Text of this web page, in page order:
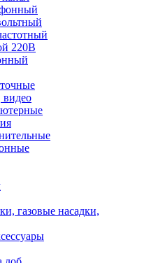
220В
газовые насадки,